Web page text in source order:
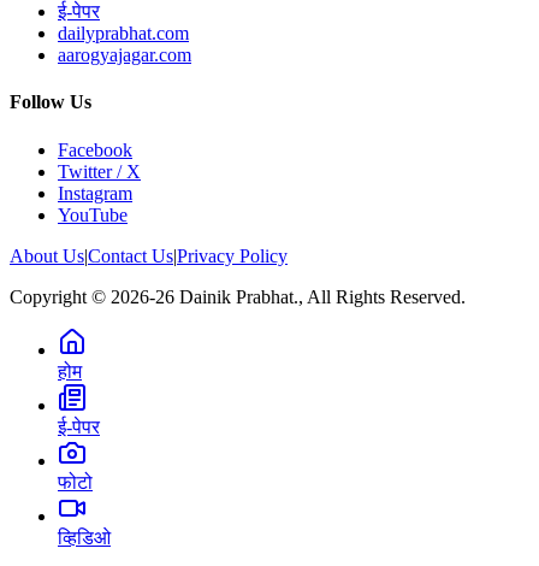
ई-पेपर
dailyprabhat.com
aarogyajagar.com
Follow Us
Facebook
Twitter / X
Instagram
YouTube
About Us|Contact Us|Privacy Policy
Copyright © 2026-26 Dainik Prabhat., All Rights Reserved.
होम
ई-पेपर
फोटो
व्हिडिओ